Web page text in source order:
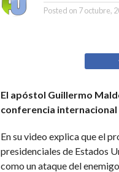
Posted on 7 octubre,
El apóstol Guillermo
conferencia internacional
En su video explica que el
presidenciales de Estados
como un ataque del